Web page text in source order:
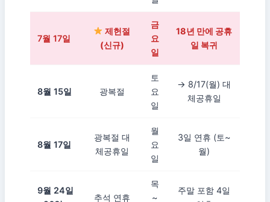
7월 17일
제헌절
(신규)
금
요
일
18년 만에 공휴
일 복귀
8월 15일 광복절
토
요
일
→ 8/17(월) 대
체공휴일
8월 17일
광복절 대
체공휴일
월
요
일
3일 연휴 (토~
월)
9월 24일
추석 연휴
목
~
주말 포함 4일